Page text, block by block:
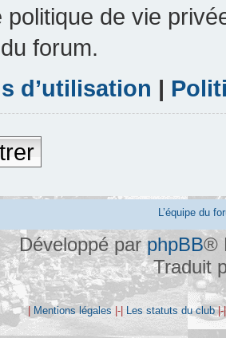
politique de vie
forum.
d’utilisation |
L’équipe du
Développé parphpBB®
Traduit
| Mentions légales |-| Les statuts du club